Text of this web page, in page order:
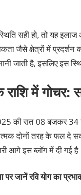
सही हो, तो यह
जैसे क्षेत्रों में प्रदर्शन
मानी जाती है, इसलिए
में गोचर:
की रात 08 बजकर 34
दोनों तरह के फल दे
आगे इस ब्लॉग में दी गई
पर जानें रवि योग का